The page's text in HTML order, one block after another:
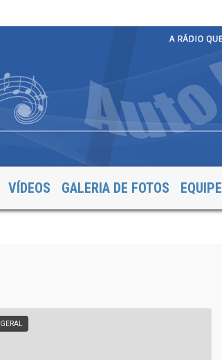
VÍDEOS GALERIA DE FOTOS EQUIPE
GERAL